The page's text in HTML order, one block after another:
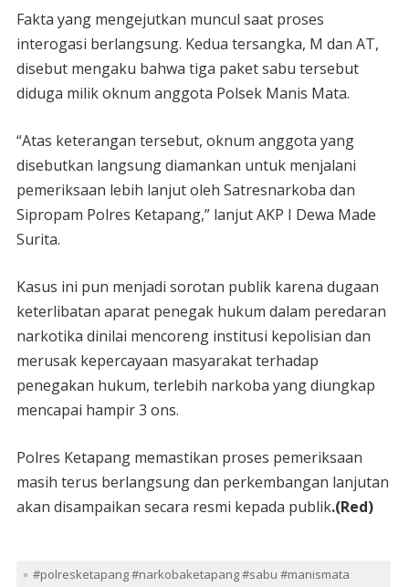
Fakta yang mengejutkan muncul saat proses
interogasi berlangsung. Kedua tersangka, M dan AT,
disebut mengaku bahwa tiga paket sabu tersebut
diduga milik oknum anggota Polsek Manis Mata.
“Atas keterangan tersebut, oknum anggota yang
disebutkan langsung diamankan untuk menjalani
pemeriksaan lebih lanjut oleh Satresnarkoba dan
Sipropam Polres Ketapang,” lanjut AKP I Dewa Made
Surita.
Kasus ini pun menjadi sorotan publik karena dugaan
keterlibatan aparat penegak hukum dalam peredaran
narkotika dinilai mencoreng institusi kepolisian dan
merusak kepercayaan masyarakat terhadap
penegakan hukum, terlebih narkoba yang diungkap
mencapai hampir 3 ons.
Polres Ketapang memastikan proses pemeriksaan
masih terus berlangsung dan perkembangan lanjutan
akan disampaikan secara resmi kepada publik.(Red)
#polresketapang #narkobaketapang #sabu #manismata